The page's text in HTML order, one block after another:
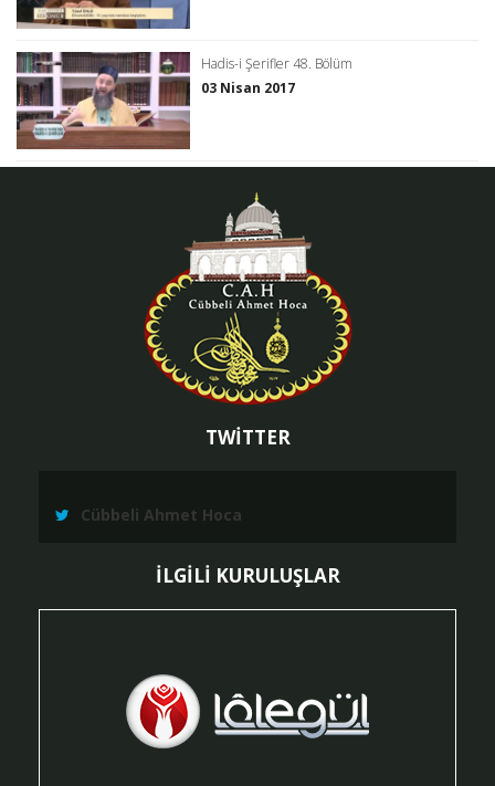
Hadis-i Şerifler 48. Bölüm
03 Nisan 2017
TWİTTER
Cübbeli Ahmet Hoca
İLGİLİ KURULUŞLAR